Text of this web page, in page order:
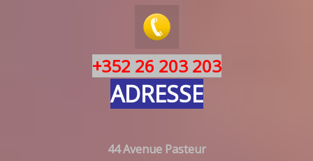
+352 26 203 203
ADRESSE
44 Avenue Pasteur